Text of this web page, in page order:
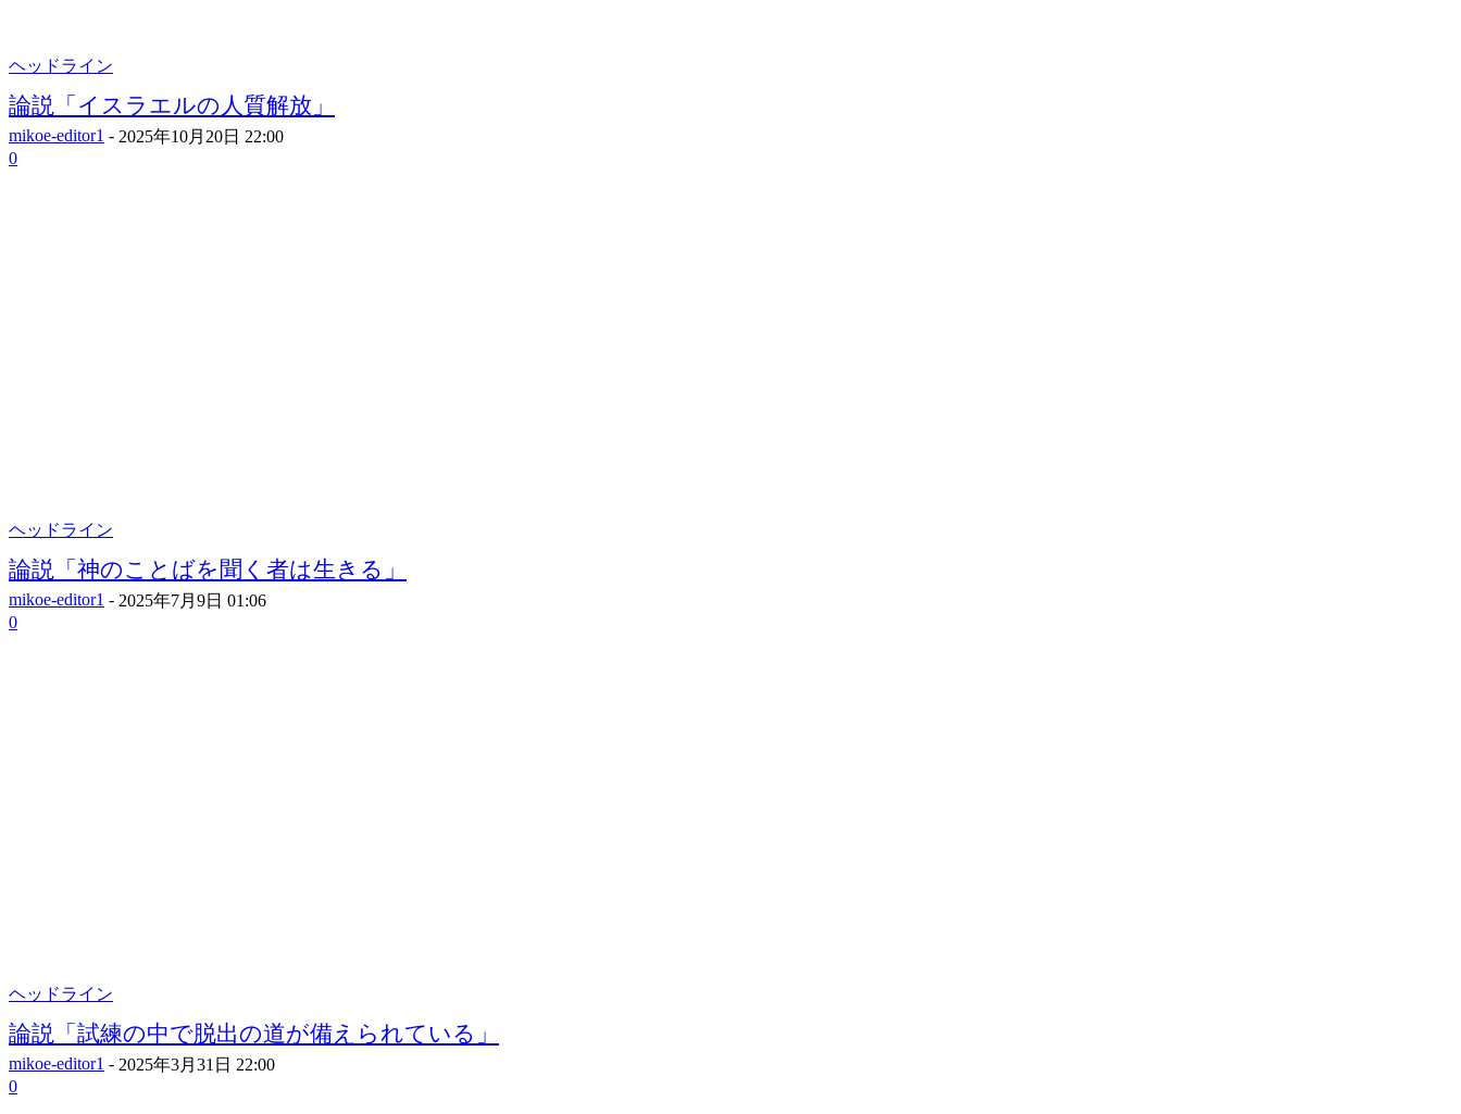
ヘッドライン
論説「イスラエルの人質解放」
mikoe-editor1 - 2025年10月20日 22:00
0
ヘッドライン
論説「神のことばを聞く者は生きる」
mikoe-editor1 - 2025年7月9日 01:06
0
ヘッドライン
論説「試練の中で脱出の道が備えられている」
mikoe-editor1 - 2025年3月31日 22:00
0